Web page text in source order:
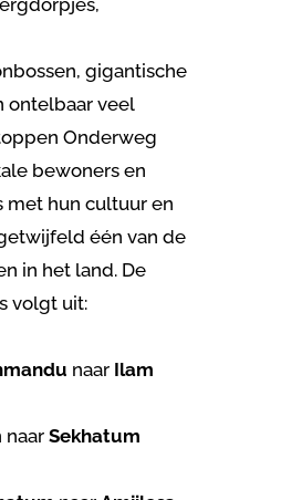
gigantische
ontelbaar veel
Onderweg
bewoners en
met hun cultuur en
één van de
in het land. De
volgt uit:
naar Ilam
naar Sekhatum